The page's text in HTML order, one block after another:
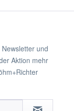
und
Aktion mehr